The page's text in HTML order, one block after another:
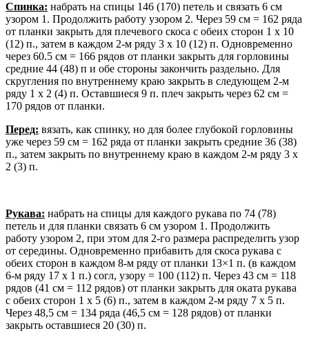
Спинка: набрать на спицы 146 (170) петель и связать 6 см
узором 1. Продолжить работу узором 2. Через 59 см = 162 ряда
от планки закрыть для плечевого скоса с обеих сторон 1 х 10
(12) п., затем в каждом 2-м ряду 3 х 10 (12) п. Одновременно
через 60.5 см = 166 рядов от планки закрыть для горловины
средние 44 (48) п и обе стороны закончить раздельно. Для
скругления по внутреннему краю закрыть в следующем 2-м
ряду 1 x 2 (4) п. Оставшиеся 9 п. плеч закрыть через 62 см =
170 рядов от планки.
Перед: вязать, как спинку, но для более глубокой горловины
уже через 59 см = 162 ряда от планки закрыть средние 36 (38)
п., затем закрыть по внутреннему краю в каждом 2-м ряду 3 x
2 (3) п.
Рукава: набрать на спицы для каждого рукава по 74 (78)
петель и для планки связать 6 см узором 1. Продолжить
работу узором 2, при этом для 2-го размера распределить узор
от середины. Одновременно прибавить для скоса рукава с
обеих сторон в каждом 8-м ряду от планки 13×1 п. (в каждом
6-м ряду 17 х 1 п.) coгл, узору = 100 (112) п. Через 43 см = 118
рядов (41 см = 112 рядов) от планки закрыть для оката рукава
с обеих сторон 1 х 5 (6) п., затем в каждом 2-м ряду 7 х 5 п.
Через 48,5 см = 134 ряда (46,5 см = 128 рядов) от планки
закрыть оставшиеся 20 (30) п.